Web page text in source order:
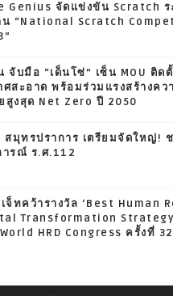
Genius จัดแข่งขัน Scratch
น “National Scratch
จับมือ “เด็นโซ่” เซ็น MOU ติด
ศสะอาด พร้อมร่วมแรงสร้างคว
สูงสุด Net Zero ปี 2050
สมุทรปราการ เตรียมจัดใหญ่!
ารณ์ ร.ศ.112
เจ็ทคว้ารางวัล ‘Best Human
Transformation Strategy
HRD Congress ครั้งที่ 32